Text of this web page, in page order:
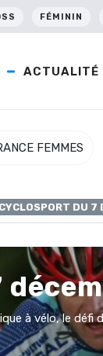
FÉMININ
ACTUALITÉ
FEMMES
DU 7
à vélo, le